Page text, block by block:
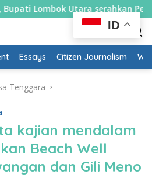
Desa Persiapan Murangga
Essays Citizen Journalism
Tenggara
kajian mendalam
Beach Well
dan Gili Meno
ID